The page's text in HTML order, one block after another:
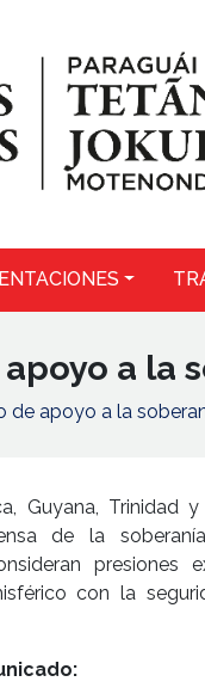
a la
de apoyo a la
Guyana, Trinidad
de la
presiones
con la